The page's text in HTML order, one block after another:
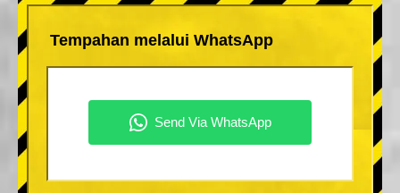
Tempahan melalui WhatsApp